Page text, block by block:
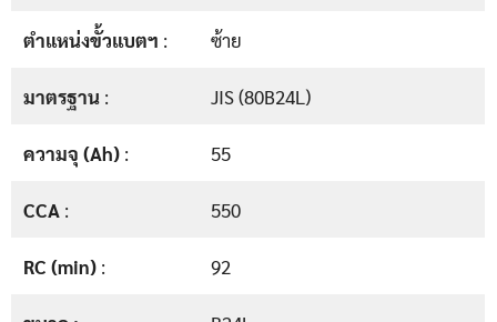
ตำแหน่งขั้วแบตฯ : ซ้าย
มาตรฐาน : JIS (80B24L)
ความจุ (Ah) : 55
CCA : 550
RC (min) : 92